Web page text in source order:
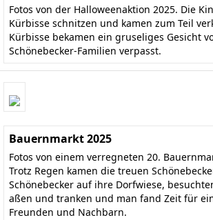
Fotos von der Halloweenaktion 2025. Die
Kürbisse schnitzen und kamen zum Teil
Kürbisse bekamen ein gruseliges Gesicht
Schönebecker-Familien verpasst.
Bauernmarkt 2025
Fotos von einem verregneten 20.
Trotz Regen kamen die treuen
Schönebecker auf ihre Dorfwiese,
aßen und tranken und man fand Zeit für
Freunden und Nachbarn.